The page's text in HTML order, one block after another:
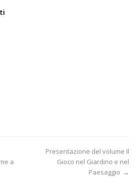
Presentazione del volume Il
Gioco nel Giardino e nel
Paesaggio →
a